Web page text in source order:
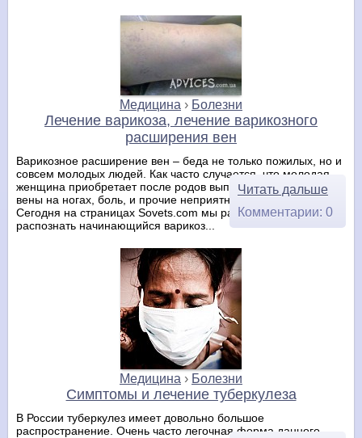
Медицина › Болезни
Лечение варикоза, лечение варикозного
расширения вен
Варикозное расширение вен – беда не только пожилых, но и
совсем молодых людей. Как часто случается, что молодая
женщина приобретает после родов выпуклые узловатые
вены на ногах, боль, и прочие неприятности варикоза.
Сегодня на страницах Sovets.com мы рассмотрим, как
распознать начинающийся варикоз...
Читать дальше
Комментарии: 0
Медицина › Болезни
Симптомы и лечение туберкулеза
В России туберкулез имеет довольно большое
распространение. Очень часто легочная форма данного